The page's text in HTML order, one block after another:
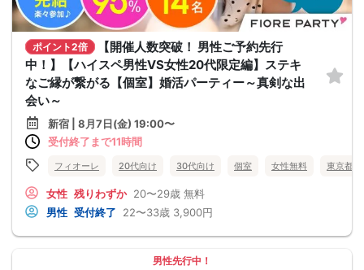
ポイント2倍
【開催人数突破！ 男性ご予約先行
中！】【ハイスペ男性VS女性20代限定編】ステキ
なご縁が繋がる【個室】婚活パーティー～真剣な出
会い～
新宿 | 8月7日(金) 19:00〜
受付終了まで11時間
フィオーレ 20代向け 30代向け 個室 女性無料 東京都
女性 残りわずか 20〜29歳 無料
男性 受付終了 22〜33歳 3,900円
男性先行中！